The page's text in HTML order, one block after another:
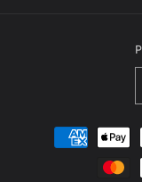
Metodi
pagamento